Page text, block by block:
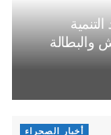
والبطالة
أخبار الصحراء